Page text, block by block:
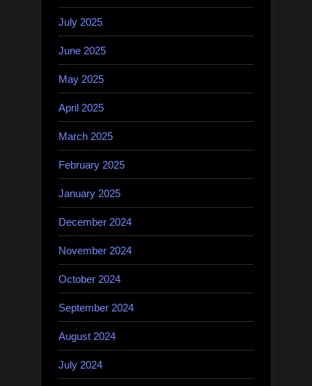
July 2025
June 2025
May 2025
April 2025
March 2025
February 2025
January 2025
December 2024
November 2024
October 2024
September 2024
August 2024
July 2024